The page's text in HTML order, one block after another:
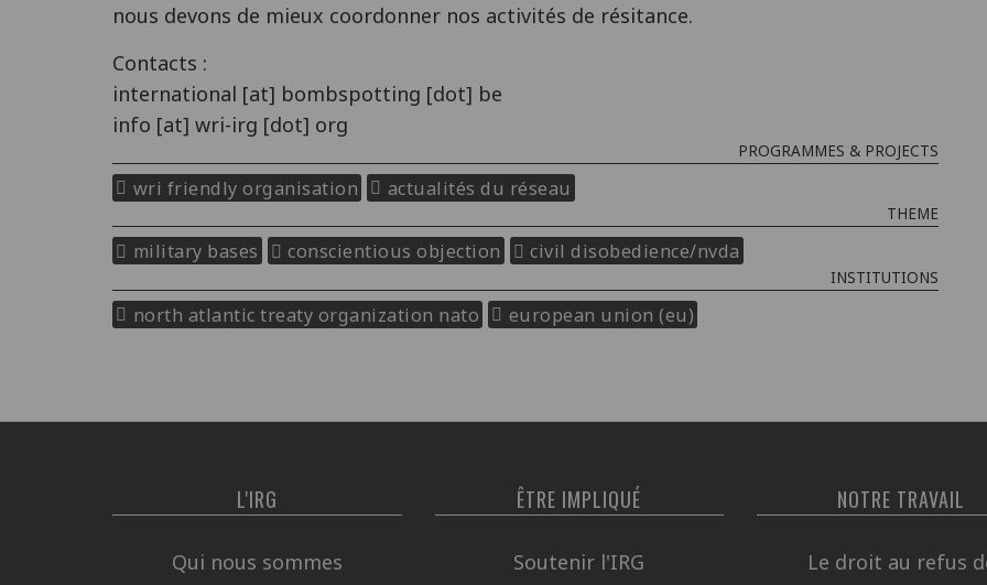
nous devons de mieux coordonner nos activités de résitance.
Contacts :
international [at] bombspotting [dot] be
info [at] wri-irg [dot] org
PROGRAMMES & PROJECTS
wri friendly organisation actualités du réseau
THEME
military bases conscientious objection civil disobedience/nvda
INSTITUTIONS
north atlantic treaty organization nato european union (eu)
L'IRG
Qui nous sommes
ÊTRE IMPLIQUÉ
Soutenir l'IRG
NOTRE TRAVAIL
Le droit au refus